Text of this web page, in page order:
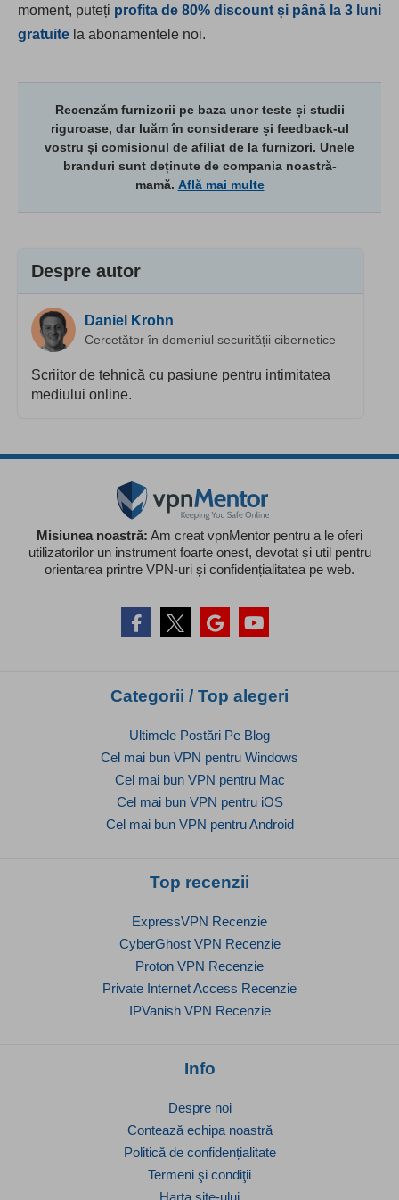
moment, puteți profita de 80% discount și până la 3 luni
gratuite la abonamentele noi.
Recenzăm furnizorii pe baza unor teste și studii
riguroase, dar luăm în considerare și feedback-ul
vostru și comisionul de afiliat de la furnizori. Unele
branduri sunt deținute de compania noastră-
mamă. Află mai multe
Despre autor
Daniel Krohn
Cercetător în domeniul securității cibernetice
Scriitor de tehnică cu pasiune pentru intimitatea
mediului online.
Misiunea noastră: Am creat vpnMentor pentru a le oferi
utilizatorilor un instrument foarte onest, devotat și util pentru
orientarea printre VPN-uri și confidențialitatea pe web.
Categorii / Top alegeri
Ultimele Postări Pe Blog
Cel mai bun VPN pentru Windows
Cel mai bun VPN pentru Mac
Cel mai bun VPN pentru iOS
Cel mai bun VPN pentru Android
Top recenzii
ExpressVPN Recenzie
CyberGhost VPN Recenzie
Proton VPN Recenzie
Private Internet Access Recenzie
IPVanish VPN Recenzie
Info
Despre noi
Contează echipa noastră
Politică de confidențialitate
Termeni şi condiţii